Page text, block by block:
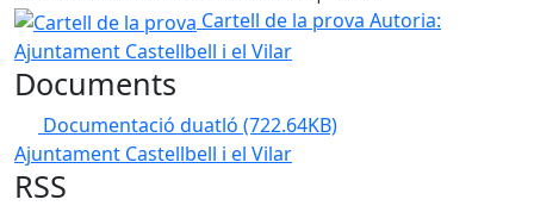
Cartell de la prova
Cartell de la prova Autoria:
Ajuntament Castellbell i el Vilar
Documents
Documentació duatló (722.64KB)
Ajuntament Castellbell i el Vilar
RSS